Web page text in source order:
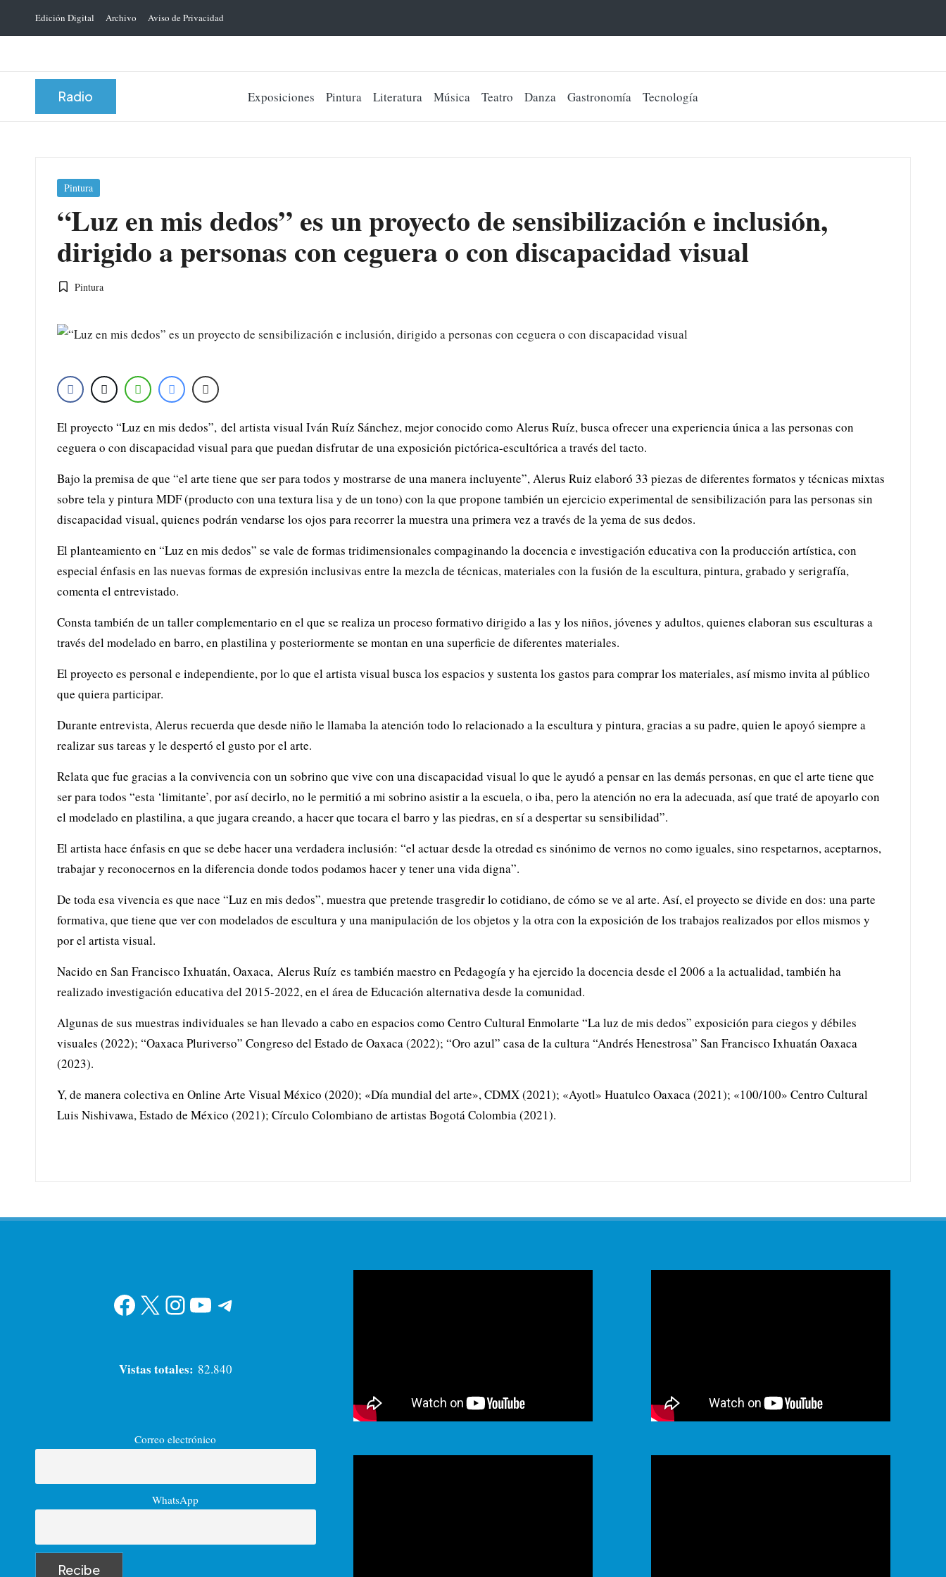
Saltar
contenido
Edición Digital Archivo Aviso de Privacidad
Radio Exposiciones Pintura Literatura Música Teatro Danza Gastronomía Tecnología
Publicada
Pintura
“Luz en mis dedos” es un proyecto de sensibilización e inclusión,
dirigido a personas con ceguera o con discapacidad visual
Publicada
Pintura
El proyecto “Luz en mis dedos”, del artista visual Iván Ruíz Sánchez, mejor conocido como Alerus Ruíz, busca ofrecer una experiencia única a las personas con
ceguera o con discapacidad visual para que puedan disfrutar de una exposición pictórica-escultórica a través del tacto.
Bajo la premisa de que “el arte tiene que ser para todos y mostrarse de una manera incluyente”, Alerus Ruiz elaboró 33 piezas de diferentes formatos y técnicas mixtas
sobre tela y pintura MDF (producto con una textura lisa y de un tono) con la que propone también un ejercicio experimental de sensibilización para las personas sin
discapacidad visual, quienes podrán vendarse los ojos para recorrer la muestra una primera vez a través de la yema de sus dedos.
El planteamiento en “Luz en mis dedos” se vale de formas tridimensionales compaginando la docencia e investigación educativa con la producción artística, con
especial énfasis en las nuevas formas de expresión inclusivas entre la mezcla de técnicas, materiales con la fusión de la escultura, pintura, grabado y serigrafía,
comenta el entrevistado.
Consta también de un taller complementario en el que se realiza un proceso formativo dirigido a las y los niños, jóvenes y adultos, quienes elaboran sus esculturas a
través del modelado en barro, en plastilina y posteriormente se montan en una superficie de diferentes materiales.
El proyecto es personal e independiente, por lo que el artista visual busca los espacios y sustenta los gastos para comprar los materiales, así mismo invita al público
que quiera participar.
Durante entrevista, Alerus recuerda que desde niño le llamaba la atención todo lo relacionado a la escultura y pintura, gracias a su padre, quien le apoyó siempre a
realizar sus tareas y le despertó el gusto por el arte.
Relata que fue gracias a la convivencia con un sobrino que vive con una discapacidad visual lo que le ayudó a pensar en las demás personas, en que el arte tiene que
ser para todos “esta ‘limitante’, por así decirlo, no le permitió a mi sobrino asistir a la escuela, o iba, pero la atención no era la adecuada, así que traté de apoyarlo con
el modelado en plastilina, a que jugara creando, a hacer que tocara el barro y las piedras, en sí a despertar su sensibilidad”.
El artista hace énfasis en que se debe hacer una verdadera inclusión: “el actuar desde la otredad es sinónimo de vernos no como iguales, sino respetarnos, aceptarnos,
trabajar y reconocernos en la diferencia donde todos podamos hacer y tener una vida digna”.
De toda esa vivencia es que nace “Luz en mis dedos”, muestra que pretende trasgredir lo cotidiano, de cómo se ve al arte. Así, el proyecto se divide en dos: una parte
formativa, que tiene que ver con modelados de escultura y una manipulación de los objetos y la otra con la exposición de los trabajos realizados por ellos mismos y
por el artista visual.
Nacido en San Francisco Ixhuatán, Oaxaca, Alerus Ruíz es también maestro en Pedagogía y ha ejercido la docencia desde el 2006 a la actualidad, también ha
realizado investigación educativa del 2015-2022, en el área de Educación alternativa desde la comunidad.
Algunas de sus muestras individuales se han llevado a cabo en espacios como Centro Cultural Enmolarte “La luz de mis dedos” exposición para ciegos y débiles
visuales (2022); “Oaxaca Pluriverso” Congreso del Estado de Oaxaca (2022); “Oro azul” casa de la cultura “Andrés Henestrosa” San Francisco Ixhuatán Oaxaca
(2023).
Y, de manera colectiva en Online Arte Visual México (2020); «Día mundial del arte», CDMX (2021); «Ayotl» Huatulco Oaxaca (2021); «100/100» Centro Cultural
Luis Nishivawa, Estado de México (2021); Círculo Colombiano de artistas Bogotá Colombia (2021).
Facebook
X Instagram
YouTube
Telegram
Vistas totales: 82.840
Correo electrónico
WhatsApp